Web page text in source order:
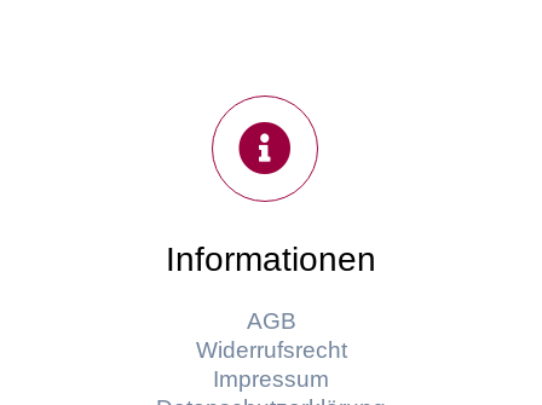
Informationen
AGB
Widerrufsrecht
Impressum